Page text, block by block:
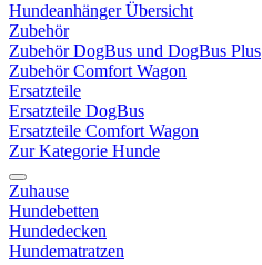
Hundeanhänger Übersicht
Zubehör
Zubehör DogBus und DogBus Plus
Zubehör Comfort Wagon
Ersatzteile
Ersatzteile DogBus
Ersatzteile Comfort Wagon
Zur Kategorie Hunde
Zuhause
Hundebetten
Hundedecken
Hundematratzen